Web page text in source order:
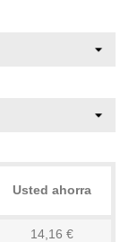
Usted ahorra
14,16 €